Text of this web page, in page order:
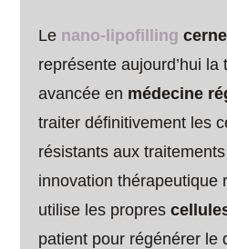
Le nano-lipofilling
représente aujourd’hui
avancée en médecine
traiter définitivement les
résistants aux
innovation thérapeutique
utilise les propres
patient pour régénérer le